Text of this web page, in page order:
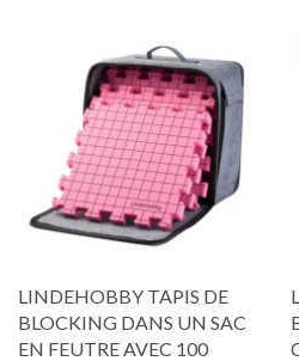
LINDEHOBBY TAPIS DE
BLOCKING DANS UN SAC
EN FEUTRE AVEC 100